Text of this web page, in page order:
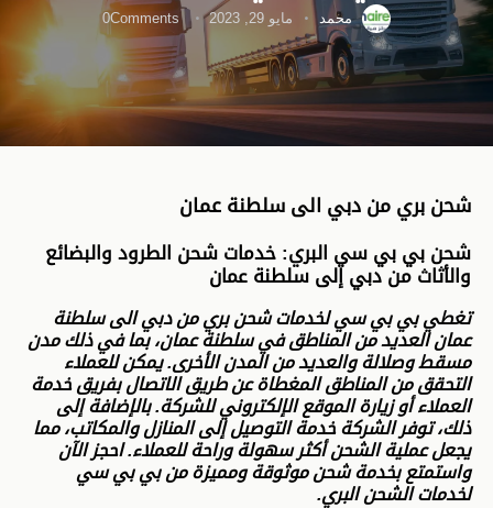
محمد مايو 29, 2023 0Comments
شحن بري من دبي الى سلطنة عمان
شحن بي بي سي البري: خدمات شحن الطرود والبضائع
والأثاث من دبي إلى سلطنة عمان
تغطي بي بي سي لخدمات شحن بري من دبي الى سلطنة
عمان العديد من المناطق في سلطنة عمان، بما في ذلك مدن
مسقط وصلالة والعديد من المدن الأخرى. يمكن للعملاء
التحقق من المناطق المغطاة عن طريق الاتصال بفريق خدمة
العملاء أو زيارة الموقع الإلكتروني للشركة. بالإضافة إلى
ذلك، توفر الشركة خدمة التوصيل إلى المنازل والمكاتب، مما
يجعل عملية الشحن أكثر سهولة وراحة للعملاء. احجز الآن
واستمتع بخدمة شحن موثوقة ومميزة من بي بي سي
لخدمات الشحن البري.